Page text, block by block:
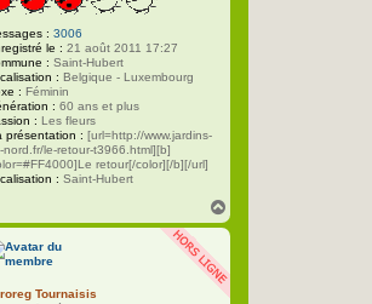
: 3006
le : 21 août 2011 17:27
: Saint-Hubert
: Belgique - Luxembourg
: Féminin
: 60 ans et plus
: Les fleurs
présentation : [url=http://www.jardins-
nord.fr/le-retour-t3966.html][b]
retour[/color][/b][/url]
: Saint-Hubert
a
u
Tournaisis